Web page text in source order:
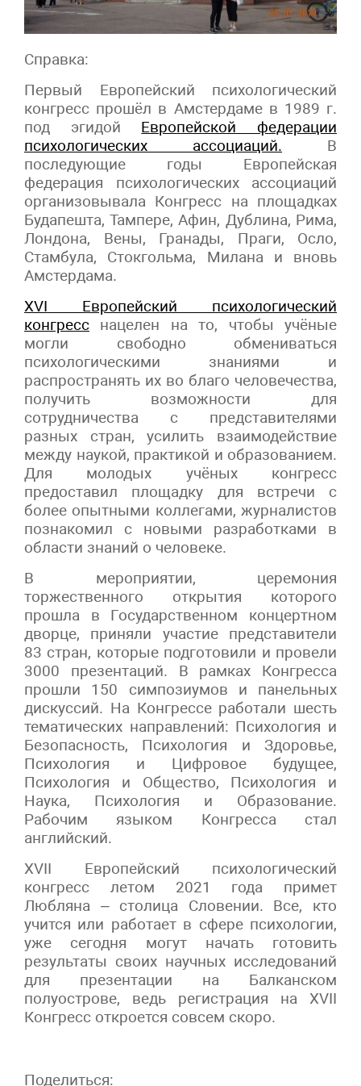
Справка:
Первый Европейский психологический
конгресс прошёл в Амстердаме в 1989 г.
под эгидой Европейской федерации
психологических ассоциаций. В
последующие годы Европейская
федерация психологических ассоциаций
организовывала Конгресс на площадках
Будапешта, Тампере, Афин, Дублина, Рима,
Лондона, Вены, Гранады, Праги, Осло,
Стамбула, Стокгольма, Милана и вновь
Амстердама.
XVI Европейский психологический
конгресс нацелен на то, чтобы учёные
могли свободно обмениваться
психологическими знаниями и
распространять их во благо человечества,
получить возможности для
сотрудничества с представителями
разных стран, усилить взаимодействие
между наукой, практикой и образованием.
Для молодых учёных конгресс
предоставил площадку для встречи с
более опытными коллегами, журналистов
познакомил с новыми разработками в
области знаний о человеке.
В мероприятии, церемония
торжественного открытия которого
прошла в Государственном концертном
дворце, приняли участие представители
83 стран, которые подготовили и провели
3000 презентаций. В рамках Конгресса
прошли 150 симпозиумов и панельных
дискуссий. На Конгрессе работали шесть
тематических направлений: Психология и
Безопасность, Психология и Здоровье,
Психология и Цифровое будущее,
Психология и Общество, Психология и
Наука, Психология и Образование.
Рабочим языком Конгресса стал
английский.
XVII Европейский психологический
конгресс летом 2021 года примет
Любляна – столица Словении. Все, кто
учится или работает в сфере психологии,
уже сегодня могут начать готовить
результаты своих научных исследований
для презентации на Балканском
полуострове, ведь регистрация на XVII
Конгресс откроется совсем скоро.
Поделиться: